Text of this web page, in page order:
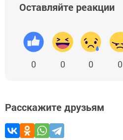
Оставляйте реакции
0 0 0 0
Расскажите друзьям